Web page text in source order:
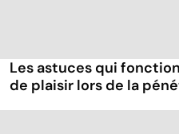
Les astuces qui
de plaisir lors de la